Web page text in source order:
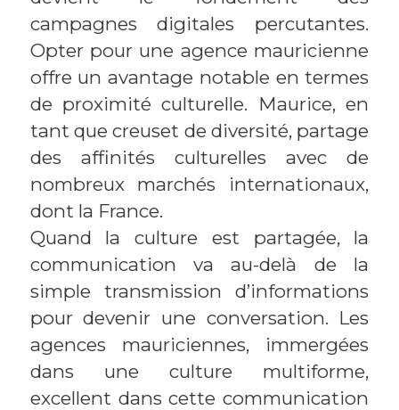
campagnes digitales percutantes.
Opter pour une agence mauricienne
offre un avantage notable en termes
de proximité culturelle. Maurice, en
tant que creuset de diversité, partage
des affinités culturelles avec de
nombreux marchés internationaux,
dont la France.
Quand la culture est partagée, la
communication va au-delà de la
simple transmission d’informations
pour devenir une conversation. Les
agences mauriciennes, immergées
dans une culture multiforme,
excellent dans cette communication